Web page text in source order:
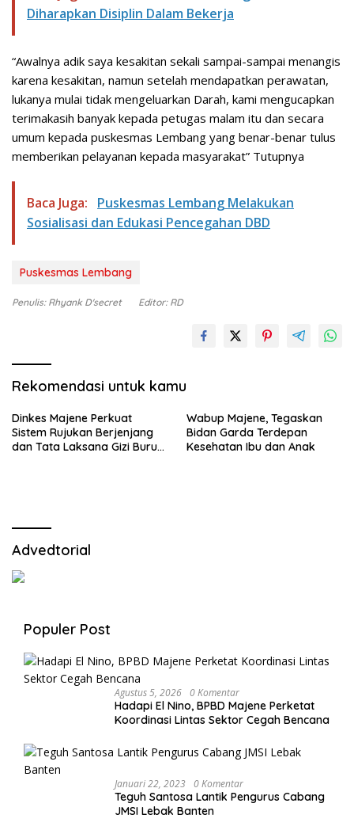
Diharapkan Disiplin Dalam Bekerja
“Awalnya adik saya kesakitan sekali sampai-sampai menangis
karena kesakitan, namun setelah mendapatkan perawatan,
lukanya mulai tidak mengeluarkan Darah, kami mengucapkan
terimakasih banyak kepada petugas malam itu dan secara
umum kepada puskesmas Lembang yang benar-benar tulus
memberikan pelayanan kepada masyarakat” Tutupnya
Baca Juga:
Puskesmas Lembang Melakukan
Sosialisasi dan Edukasi Pencegahan DBD
Puskesmas Lembang
Penulis: Rhyank D'secret Editor: RD
Rekomendasi untuk kamu
Dinkes Majene Perkuat
Sistem Rujukan Berjenjang
dan Tata Laksana Gizi Buruk
Wabup Majene, Tegaskan
Bidan Garda Terdepan
Kesehatan Ibu dan Anak
Advedtorial
Populer Post
Agustus 5, 2026 0 Komentar
Hadapi El Nino, BPBD Majene Perketat
Koordinasi Lintas Sektor Cegah Bencana
Januari 22, 2023 0 Komentar
Teguh Santosa Lantik Pengurus Cabang
JMSI Lebak Banten